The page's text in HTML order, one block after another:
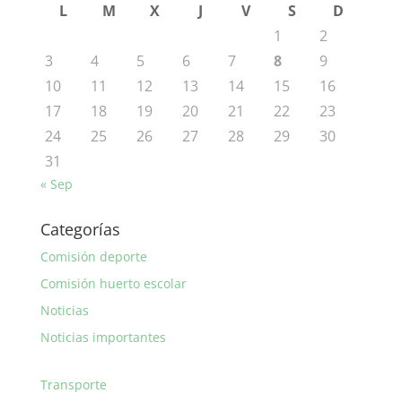
L M X J V S
D
1
2
3
4 5 6 7 8
9
10
11 12 13 14 15
16
17
18 19 20 21 22
23
24
25 26 27 28 29
30
31
« Sep
Categorías
Comisión deporte
Comisión huerto escolar
Noticias
Noticias importantes
Transporte